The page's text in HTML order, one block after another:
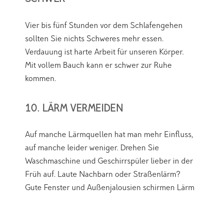
Vier bis fünf Stunden vor dem Schlafengehen
sollten Sie nichts Schweres mehr essen.
Verdauung ist harte Arbeit für unseren Körper.
Mit vollem Bauch kann er schwer zur Ruhe
kommen.
10. LÄRM VERMEIDEN
Auf manche Lärmquellen hat man mehr Einfluss,
auf manche leider weniger. Drehen Sie
Waschmaschine und Geschirrspüler lieber in der
Früh auf. Laute Nachbarn oder Straßenlärm?
Gute Fenster und Außenjalousien schirmen Lärm